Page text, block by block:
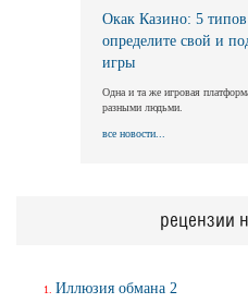
Окак Казино: 5
определите свой и
игры
Одна и та же игровая
разными людьми.
все новости...
рецензии
Иллюзия обмана 2